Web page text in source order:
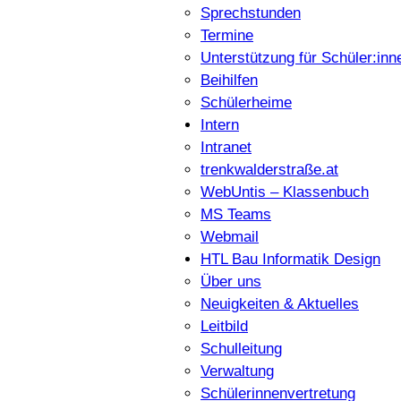
Sprechstunden
Termine
Unterstützung für
Beihilfen
Schülerheime
Intern
Intranet
trenkwalderstraße.at
WebUntis – Klassenbuch
MS Teams
Webmail
HTL Bau Informatik Design
Über uns
Neuigkeiten & Aktuelles
Leitbild
Schulleitung
Verwaltung
Schülerinnenvertretung